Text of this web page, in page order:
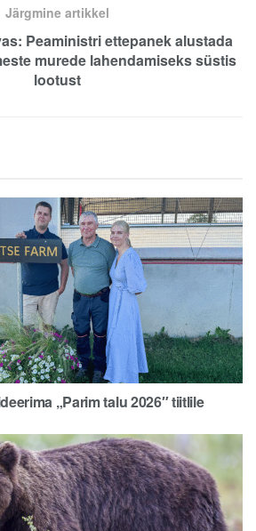
Järgmine artikkel
Peaministri ettepanek alustada
murede lahendamiseks süstis
lootust
„Parim talu 2026″ tiitlile